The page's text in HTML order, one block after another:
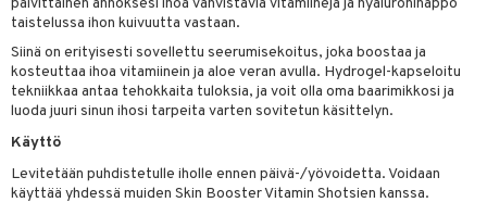
päivittäinen annoksesi ihoa vahvistavia vitamiineja ja hyaluronihappo
taistelussa ihon kuivuutta vastaan.
Siinä on erityisesti sovellettu seerumisekoitus, joka boostaa ja
kosteuttaa ihoa vitamiinein ja aloe veran avulla. Hydrogel-kapseloitu
tekniikkaa antaa tehokkaita tuloksia, ja voit olla oma baarimikkosi ja
luoda juuri sinun ihosi tarpeita varten sovitetun käsittelyn.
Käyttö
Levitetään puhdistetulle iholle ennen päivä-/yövoidetta. Voidaan
käyttää yhdessä muiden Skin Booster Vitamin Shotsien kanssa.
2: Kirkastus
3: Kosteutus
ja Vartalonhoito
ja naamiot
Huulten Hoito
Elixir
Happy For Men
Miehille